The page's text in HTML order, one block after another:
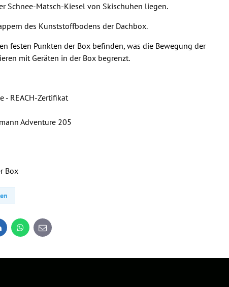
Schnee-Matsch-Kiesel von Skischuhen liegen.
des Kunststoffbodens der Dachbox.
festen Punkten der Box befinden, was die Bewegung der
mit Geräten in der Box begrenzt.
- REACH-Zertifikat
Adventure 205
Box
WhatsApp
E-
mail